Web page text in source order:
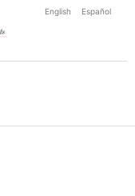
English Español